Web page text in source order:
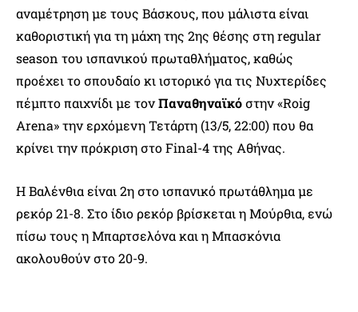
αναμέτρηση με τους Βάσκους, που μάλιστα είναι
καθοριστική για τη μάχη της 2ης θέσης στη regular
season του ισπανικού πρωταθλήματος, καθώς
προέχει το σπουδαίο κι ιστορικό για τις Νυχτερίδες
πέμπτο παιχνίδι με τονΠαναθηναϊκόστην «Roig
Arena» την ερχόμενη Τετάρτη (13/5, 22:00) που θα
κρίνει την πρόκριση στο Final-4 της Αθήνας.
Η Βαλένθια είναι 2η στο ισπανικό πρωτάθλημα με
ρεκόρ 21-8. Στο ίδιο ρεκόρ βρίσκεται η Μούρθια, ενώ
πίσω τους η Μπαρτσελόνα και η Μπασκόνια
ακολουθούν στο 20-9.